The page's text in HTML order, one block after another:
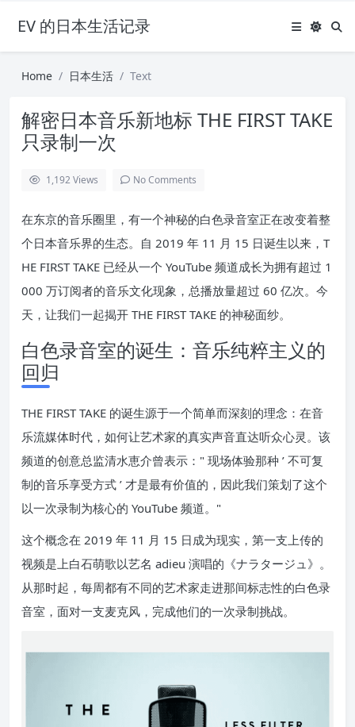
EV 的日本生活记录
Home 日本生活 Text
解密日本音乐新地标 THE FIRST TAKE
只录制一次
1,192Views No Comments
在东京的音乐圈里，有一个神秘的白色录音室正在改变着整
个日本音乐界的生态。自 2019 年 11 月 15 日诞生以来，T
HE FIRST TAKE 已经从一个 YouTube 频道成长为拥有超过 1
000 万订阅者的音乐文化现象，总播放量超过 60 亿次。今
天，让我们一起揭开 THE FIRST TAKE 的神秘面纱。
白色录音室的诞生：音乐纯粹主义的
回归
THE FIRST TAKE 的诞生源于一个简单而深刻的理念：在音
乐流媒体时代，如何让艺术家的真实声音直达听众心灵。该
频道的创意总监清水恵介曾表示：" 现场体验那种 ’ 不可复
制的音乐享受方式 ’ 才是最有价值的，因此我们策划了这个
以一次录制为核心的 YouTube 频道。"
这个概念在 2019 年 11 月 15 日成为现实，第一支上传的
视频是上白石萌歌以艺名 adieu 演唱的《ナラタージュ》。
从那时起，每周都有不同的艺术家走进那间标志性的白色录
音室，面对一支麦克风，完成他们的一次录制挑战。